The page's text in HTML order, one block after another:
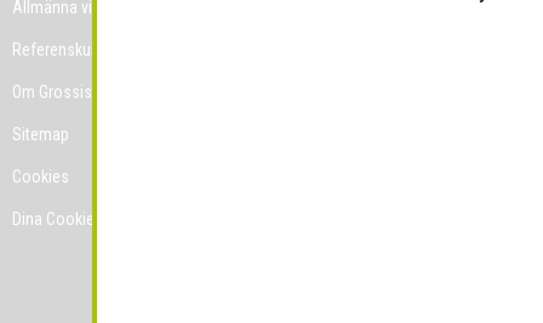
Allmänna villkor
Referenskunder
Om Grossist.se
Sitemap
Cookies
Dina Cookie-prefenser